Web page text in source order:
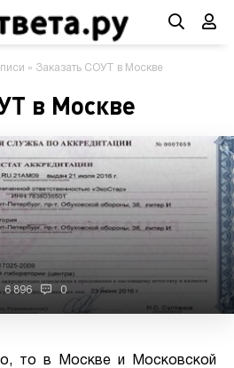
» Заказать СОУТ в Москве
в Москве
6 896 0
то в Москве и Московской